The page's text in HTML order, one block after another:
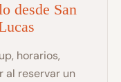
desde San
horarios,
al reservar un